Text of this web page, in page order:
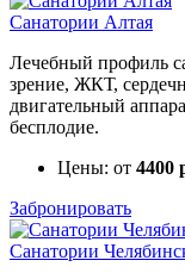
Санатории Алтая
Лечебный профиль
зрение, ЖКТ,
двигательный
бесплодие.
Цены: от 4400
Забронировать
Санатории